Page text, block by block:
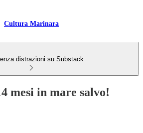
Cultura Marinara
distrazioni su Substack
mesi in mare salvo!